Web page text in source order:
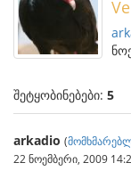
შეტყობინებები: 5
arkadio (
22 ნოემბერი, 2009